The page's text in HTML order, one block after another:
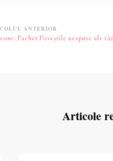
ANTERIOR
Pachet Poveștile nespuse ale
Articole